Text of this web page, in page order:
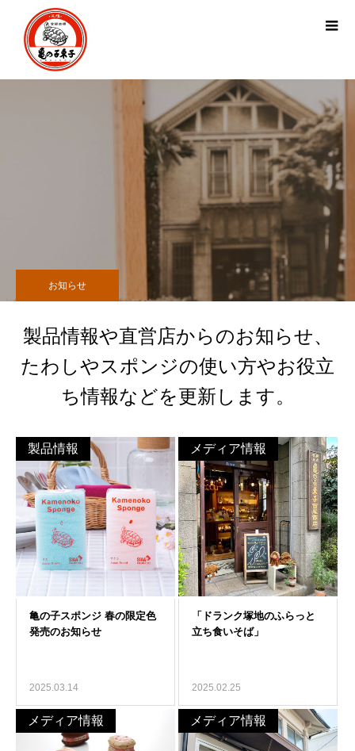
お知らせ
製品情報や直営店からのお知らせ、
たわしやスポンジの使い方やお役立
ち情報などを更新します。
製品情報
2025.03.14
メディア情報
2025.02.25
メディア情報 メディア情報